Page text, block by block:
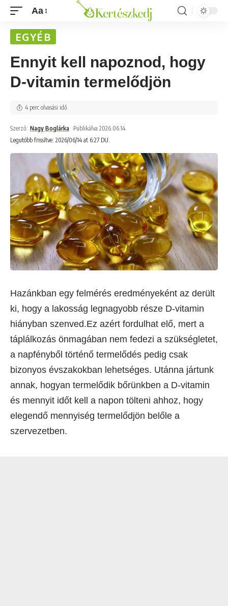
Aa
EGYÉB
Ennyit kell napoznod, hogy
D-vitamin termelődjön
Legutóbb frissítve: 2026/06/14 at 6:27 DU.
Szerző: Nagy Boglárka Publikálva 2026.06.14.
4 perc olvasási idő
Hazánkban egy felmérés eredményeként az derült
ki, hogy a lakosság legnagyobb része D-vitamin
hiányban szenved.Ez azért fordulhat elő, mert a
táplálkozás önmagában nem fedezi a szükségletet,
a napfényből történő termelődés pedig csak
bizonyos évszakokban lehetséges. Utánna jártunk
annak, hogyan termelődik bőrünkben a D-vitamin
és mennyit időt kell a napon tölteni ahhoz, hogy
elegendő mennyiség termelődjön belőle a
szervezetben.